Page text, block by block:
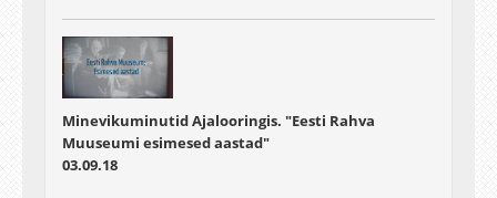
Minevikuminutid Ajalooringis. "Eesti Rahva
Muuseumi esimesed aastad"
03.09.18